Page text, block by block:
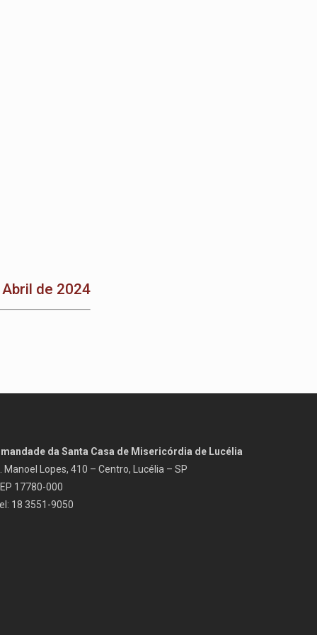
de 2024
da Santa Casa de Misericórdia de Lucélia
Manoel Lopes, 410 – Centro, Lucélia – SP
17780-000
18 3551-9050